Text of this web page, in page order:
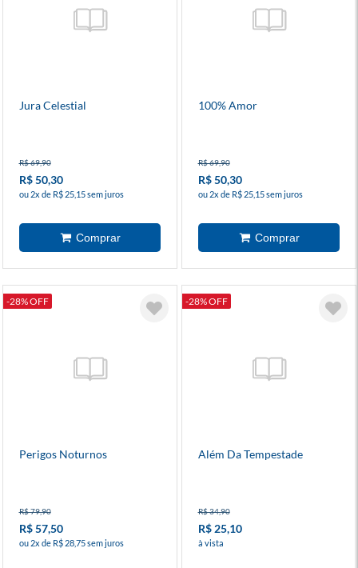
Jura Celestial
R$ 69,90
R$ 50,30
ou 2x de R$ 25,15 sem juros
100% Amor
R$ 69,90
R$ 50,30
ou 2x de R$ 25,15 sem juros
-28% OFF
Perigos Noturnos
R$ 79,90
R$ 57,50
ou 2x de R$ 28,75 sem juros
-28% OFF
Além Da Tempestade
R$ 34,90
R$ 25,10
à vista